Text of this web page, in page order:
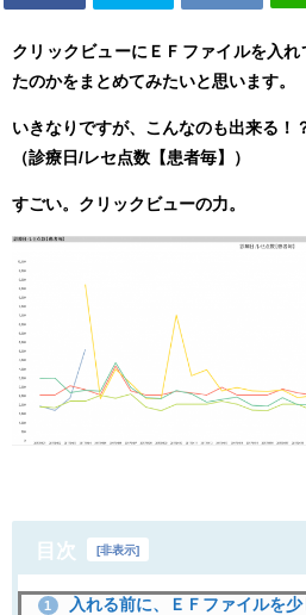
クリックビューにＥＦファイルを入
たのかをまとめてみたいと思います。
いきなりですが、こんなのも出来る！
（診療日/レセ点数【患者毎】）
すごい。クリックビューの力。
目次 [非表示]
1 入れる前に、ＥＦファイルを少